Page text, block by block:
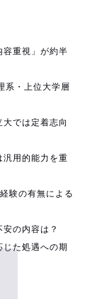
容重視」が約半
系・上位大学層
では定着志向
汎用的能力を重
験の有無による
の内容は？
た処遇への期